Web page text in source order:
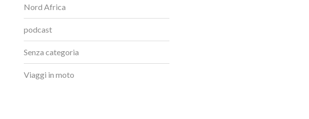
Nord Africa
podcast
Senza categoria
Viaggi in moto